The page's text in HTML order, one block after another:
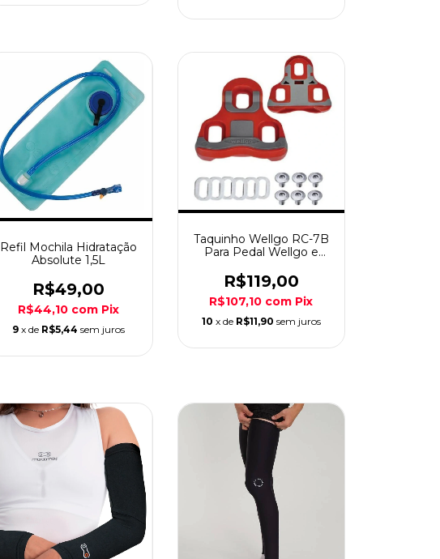
Refil Mochila Hidratação
Absolute 1,5L
R$49,00
R$44,10 com Pix
9 x de R$5,44 sem juros
Taquinho Wellgo RC-7B
Para Pedal Wellgo e
R$119,00
R$107,10 com Pix
10 x de R$11,90 sem juros